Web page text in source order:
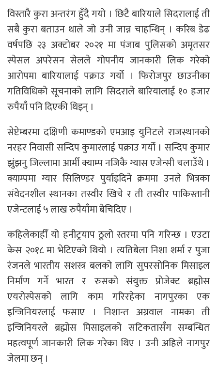
विस्तारै कुरा अन्तरंग हुँदै गयो । छिटै बारियाले सिदरालाई ती
सबै कुरा बताउन थाले जो उनी जान्न चाहन्थिन् । करिब डेढ
वर्षपछि २३ अक्टोबर २०२१ मा पंजाब पुलिसको अमृतसर
स्पेसल अपरेसन सेलले गोपनीय जानकारी लिक गरेको
आरोपमा बारियालाई पक्राउ गर्यो । फिरोजपुर छाउनीका
गतिविधिको सूचनाको लागि सिदराले बारियालाई १० हजार
रुपैयाँ पनि दिएकी थिइन् ।
सेप्टेम्बरमा दक्षिणी कमाण्डको एमआइ युनिटले राजस्थानको
नरहर निवासी सन्दिप कुमारलाई पक्राउ गर्यो । सन्दिप कुमार
झुंझनु जिल्लामा आर्मी क्याम्प नजिकै ग्यास एजेन्सी चलाउँथे ।
क्याम्पमा ग्यार सिलिण्डर पुर्याइदिने क्रममा उनले भित्रका
संवेदनशील स्थानका तस्वीर खिचे र ती तस्वीर पाकिस्तानी
एजेन्टलाई ५ लाख रुपैयाँमा बेचिदिए ।
कहिलेकाहीँ यो हनीट्रयाप ठूलो स्तरमा पनि गरिन्छ । एउटा
केस २०१८ मा भेटिएको थियो । त्यतिबेला निशा शर्मा र पुजा
रंजनले भारतीय सशस्त्र बलको लागि सुपरसोनिक मिसाइल
निर्माण गर्ने भारत र रुसको संयुक्त प्रोजेक्ट ब्रह्मोस
एयरोस्पेसको लागि काम गरिरहेका नागपुरका एक
इन्जिनियरलाई फसाए । निशान्त अग्रवाल नामका ती
इन्जिनियरले ब्रह्मोस मिसाइलको सटिकतासँग सम्बन्धित
महत्वपूर्ण जानकारी लिक गरेका थिए । उनी अहिले नागपुर
जेलमा छन् ।